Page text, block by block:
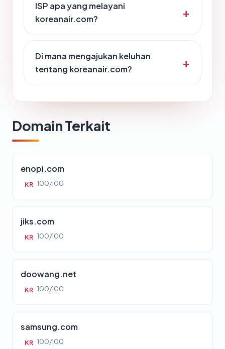
ISP apa yang melayani
koreanair.com?
Di mana mengajukan keluhan
tentang koreanair.com?
Domain Terkait
enopi.com
KR 100/100
jiks.com
KR 100/100
doowang.net
KR 100/100
samsung.com
KR 100/100